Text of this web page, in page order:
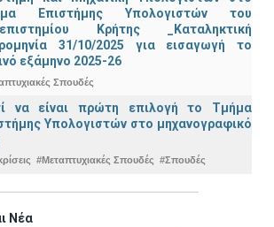
Eπιστήμης Υπολογιστών του
Κρήτης _Καταληκτική
31/10/2025 για εισαγωγή το
εξάμηνο 2025-26
Σπουδές
να είναι πρώτη επιλογή το Τμήμα
Υπολογιστών στο μηχανογραφικό
#Μεταπτυχιακές Σπουδές #Σπουδές
Νέα